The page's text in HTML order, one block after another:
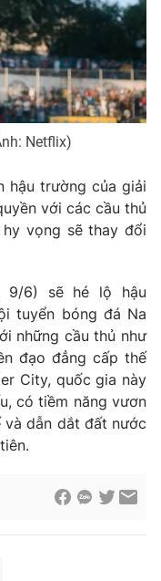
Netflix)
hậu trường của giải
với các cầu thủ
vọng sẽ thay đổi
6) sẽ hé lộ hậu
tuyển bóng đá Na
những cầu thủ như
đạo đẳng cấp thế
City, quốc gia này
có tiềm năng vươn
dẫn dắt đất nước